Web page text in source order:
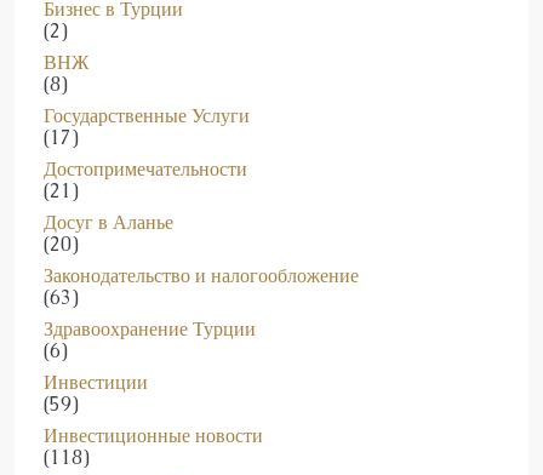
Бизнес в Турции
(2)
ВНЖ
(8)
Государственные Услуги
(17)
Достопримечательности
(21)
Досуг в Аланье
(20)
Законодательство и налогообложение
(63)
Здравоохранение Турции
(6)
Инвестиции
(59)
Инвестиционные новости
(118)